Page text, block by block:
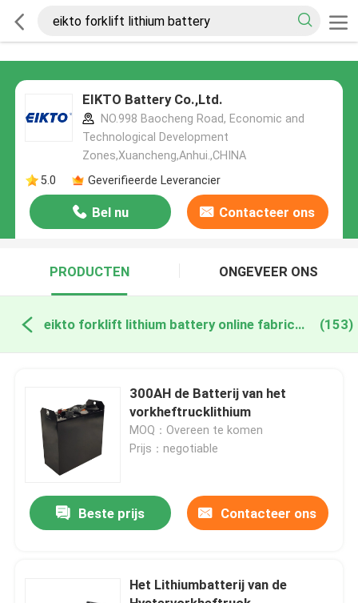
EIKTO Battery Co.,Ltd.
NO.998 Baocheng Road, Economic and
Technological Development
Zones,Xuancheng,Anhui.,CHINA
5.0
Geverifieerde Leverancier
Bel nu Contacteer ons
PRODUCTEN ONGEVEER ONS
eikto forklift lithium battery online fabricage (153)
300AH de Batterij van het
vorkheftrucklithium
MOQ：Overeen te komen
Prijs：negotiable
Beste prijs Contacteer ons
Het Lithiumbatterij van de